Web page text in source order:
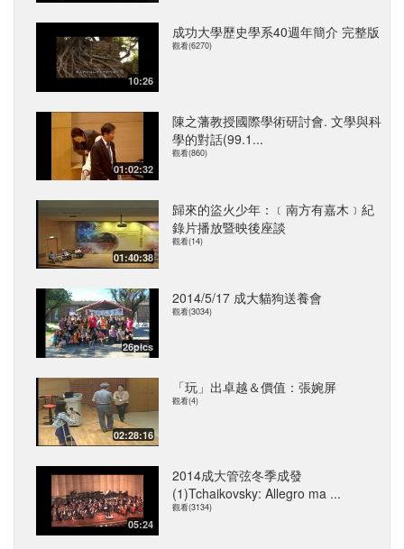
10:26
成功大學歷史學系40週年簡介 完整版
觀看(6270)
01:02:32
陳之藩教授國際學術研討會. 文學與科
學的對話(99.1...
觀看(860)
01:40:38
歸來的盜火少年：﹝南方有嘉木﹞紀
錄片播放暨映後座談
觀看(14)
26pics
2014/5/17 成大貓狗送養會
觀看(3034)
02:28:16
「玩」出卓越＆價值：張婉屏
觀看(4)
05:24
2014成大管弦冬季成發
(1)Tchaikovsky: Allegro ma ...
觀看(3134)